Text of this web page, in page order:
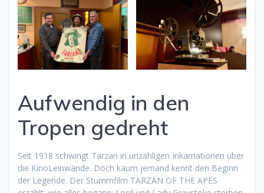
Aufwendig in den
Tropen gedreht
Seit 1918 schwingt Tarzan in unzähligen Inkarnationen über
die KinoLeinwände. Doch kaum jemand kennt den Beginn
der Legende. Der Stummfilm TARZAN OF THE APES